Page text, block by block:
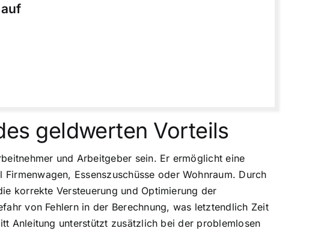
geldwerten Vorteils
und Arbeitgeber sein. Er ermöglicht eine
Essenszuschüsse oder Wohnraum. Durch
korrekte Versteuerung und Optimierung der
von Fehlern in der Berechnung, was letztendlich Zeit
Anleitung unterstützt zusätzlich bei der problemlosen